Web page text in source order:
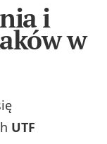
i
w
UTF